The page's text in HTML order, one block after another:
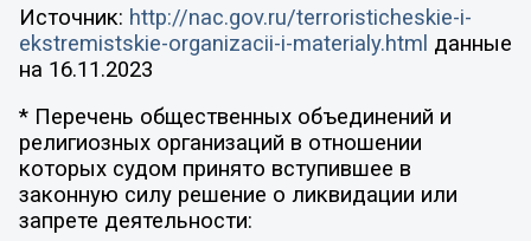
Источник: http://nac.gov.ru/terroristicheskie-i-
ekstremistskie-organizacii-i-materialy.html данные
на 16.11.2023
* Перечень общественных объединений и
религиозных организаций в отношении
которых судом принято вступившее в
законную силу решение о ликвидации или
запрете деятельности: